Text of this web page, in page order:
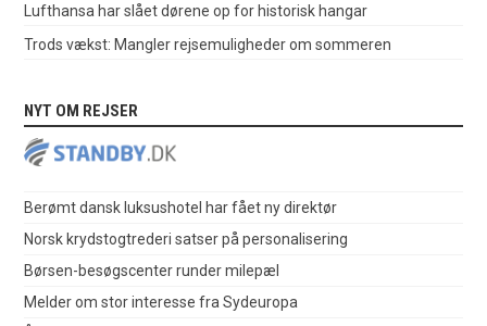
Lufthansa har slået dørene op for historisk hangar
Trods vækst: Mangler rejsemuligheder om sommeren
NYT OM REJSER
Berømt dansk luksushotel har fået ny direktør
Norsk krydstogtrederi satser på personalisering
Børsen-besøgscenter runder milepæl
Melder om stor interesse fra Sydeuropa